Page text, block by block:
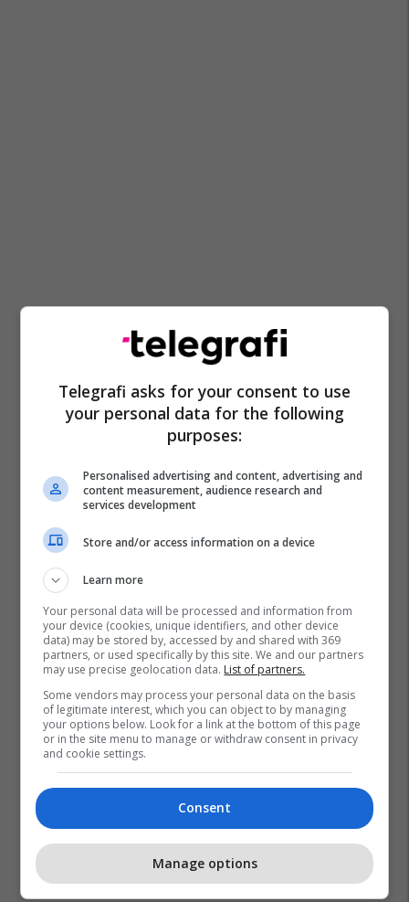
Izet Mexhiti Mali I Zi-Shkup
Maqedonia Në Nato Dhe Be
Telegrafi asks for your consent to use
your personal data for the following
purposes:
Personalised advertising and content, advertising and
content measurement, audience research and
services development
Store and/or access information on a device
Learn more
Your personal data will be processed and information from
your device (cookies, unique identifiers, and other device
data) may be stored by, accessed by and shared with 369
partners, or used specifically by this site. We and our partners
may use precise geolocation data. List of partners.
Some vendors may process your personal data on the basis
of legitimate interest, which you can object to by managing
your options below. Look for a link at the bottom of this page
or in the site menu to manage or withdraw consent in privacy
and cookie settings.
Consent
Manage options